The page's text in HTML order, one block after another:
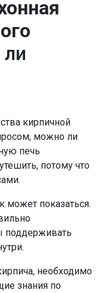
кирпичной
можно ли
печь
потому что
может показаться.
поддерживать
необходимо
знания по